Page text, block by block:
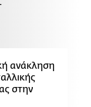
ανάκληση
στην